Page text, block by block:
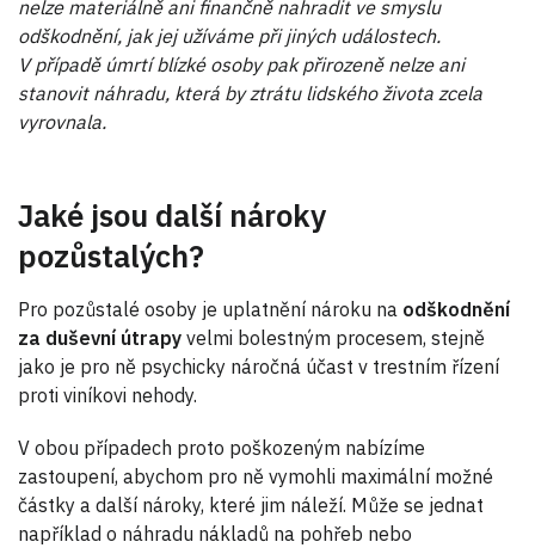
nelze materiálně ani finančně nahradit ve smyslu
odškodnění, jak jej užíváme při jiných událostech.
V případě úmrtí blízké osoby pak přirozeně nelze ani
stanovit náhradu, která by ztrátu lidského života zcela
vyrovnala.
Jaké jsou další nároky
pozůstalých?
Pro pozůstalé osoby je uplatnění nároku na odškodnění
za duševní útrapy velmi bolestným procesem, stejně
jako je pro ně psychicky náročná účast v trestním řízení
proti viníkovi nehody.
V obou případech proto poškozeným nabízíme
zastoupení, abychom pro ně vymohli maximální možné
částky a další nároky, které jim náleží. Může se jednat
například o náhradu nákladů na pohřeb nebo